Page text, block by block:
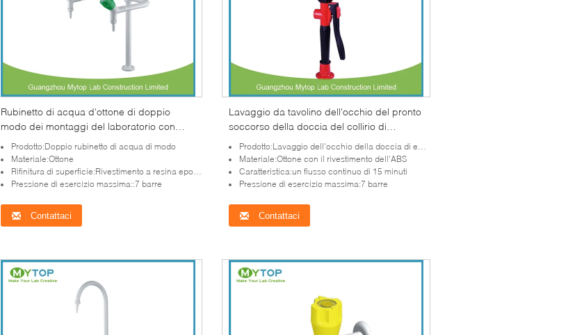
Rubinetto di acqua d'ottone di doppio
modo dei montaggi del laboratorio con
rivestimento a resina epossidica lucido
Prodotto:Doppio rubinetto di acqua di modo
Materiale:Ottone
Rifinitura di superficie:Rivestimento a resina epossidica lucido
Pressione di esercizio massima::7 barre
Contattaci
Lavaggio da tavolino dell'occhio del pronto
soccorso della doccia del collirio di
emergenza di sicurezza per la Tabella del
laboratorio
Prodotto:Lavaggio dell'occhio della doccia di emergenza
Materiale:Ottone con il rivestimento dell'ABS
Caratteristica:un flusso continuo di 15 minuti
Pressione di esercizio massima:7 barre
Contattaci